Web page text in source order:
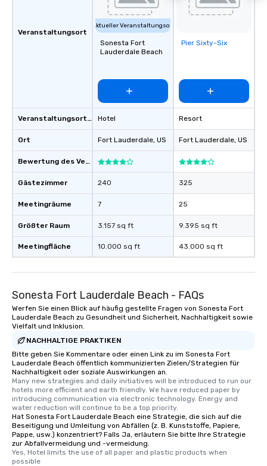
Veranstaltungsort
Veranstaltungsortstyp
Ort
Bewertung des Veranstaltungsortes
Gästezimmer
Meetingräume
Größter Raum
Meetingfläche
Aktueller Veranstaltungsort
Sonesta Fort
Lauderdale Beach
Hotel
Fort Lauderdale, US
240
7
3.157 sq ft
10.000 sq ft
Removed from
Pier Sixty-Six
Resort
Fort Lauderdale, US
325
25
9.395 sq ft
43.000 sq ft
Sonesta Fort Lauderdale Beach - FAQs
Werfen Sie einen Blick auf häufig gestellte Fragen von Sonesta Fort
Lauderdale Beach zu Gesundheit und Sicherheit, Nachhaltigkeit sowie
Vielfalt und Inklusion.
NACHHALTIGE PRAKTIKEN
Bitte geben Sie Kommentare oder einen Link zu im Sonesta Fort
Lauderdale Beach öffentlich kommunizierten Zielen/Strategien für
Nachhaltigkeit oder soziale Auswirkungen an.
Many new strategies and daily initiatives will be introduced to run our
hotels more efficient and earth friendly. We have reduced paper by
introducing communication via electronic technology. Energy and
water reduction will continue to be a top priority.
Hat Sonesta Fort Lauderdale Beach eine Strategie, die sich auf die
Beseitigung und Umleitung von Abfällen (z. B. Kunststoffe, Papiere,
Pappe, usw.) konzentriert? Falls Ja, erläutern Sie bitte Ihre Strategie
zur Abfallvermeidung und -vermeidung.
Yes, Hotel limits the use of all paper and plastic products when
possible